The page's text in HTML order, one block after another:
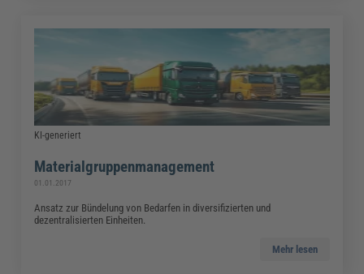
KI-generiert
Materialgruppenmanagement
01.01.2017
Ansatz zur Bündelung von Bedarfen in diversifizierten und
dezentralisierten Einheiten.
Mehr lesen